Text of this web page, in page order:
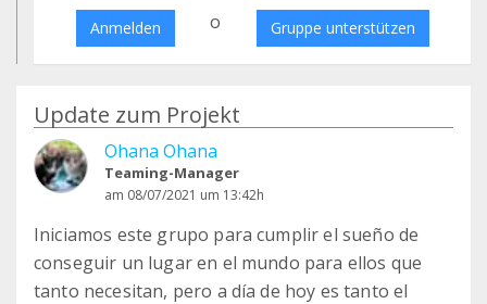
Anmelden o Gruppe unterstützen
Update zum Projekt
Ohana Ohana
Teaming-Manager
am 08/07/2021 um 13:42h
Iniciamos este grupo para cumplir el sueño de
conseguir un lugar en el mundo para ellos que
tanto necesitan, pero a día de hoy es tanto el